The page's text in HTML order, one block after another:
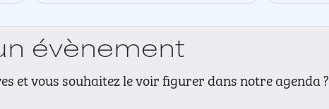
évènement
et vous souhaitez le voir figurer dans notre agenda ?